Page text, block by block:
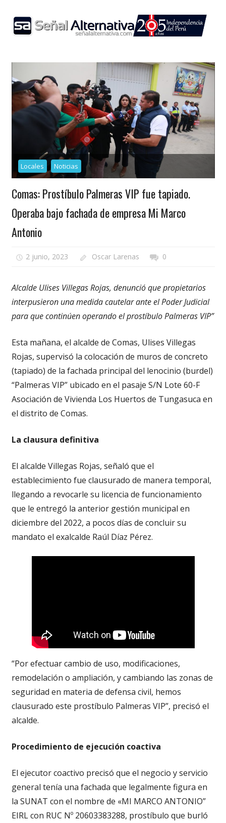
content
Locales Noticias
Comas: Prostíbulo Palmeras VIP fue tapiado.
Operaba bajo fachada de empresa Mi Marco
Antonio
2 junio, 2023 Oscar Larenas 0
Alcalde Ulises Villegas Rojas, denunció que propietarios
interpusieron una medida cautelar ante el Poder Judicial
para que continúen operando el prostíbulo Palmeras VIP”
Esta mañana, el alcalde de Comas, Ulises Villegas
Rojas, supervisó la colocación de muros de concreto
(tapiado) de la fachada principal del lenocinio (burdel)
“Palmeras VIP” ubicado en el pasaje S/N Lote 60-F
Asociación de Vivienda Los Huertos de Tungasuca en
el distrito de Comas.
La clausura definitiva
El alcalde Villegas Rojas, señaló que el
establecimiento fue clausurado de manera temporal,
llegando a revocarle su licencia de funcionamiento
que le entregó la anterior gestión municipal en
diciembre del 2022, a pocos días de concluir su
mandato el exalcalde Raúl Díaz Pérez.
“Por efectuar cambio de uso, modificaciones,
remodelación o ampliación, y cambiando las zonas de
seguridad en materia de defensa civil, hemos
clausurado este prostíbulo Palmeras VIP”, precisó el
alcalde.
Procedimiento de ejecución coactiva
El ejecutor coactivo precisó que el negocio y servicio
general tenía una fachada que legalmente figura en
la SUNAT con el nombre de «MI MARCO ANTONIO”
EIRL con RUC Nº 20603383288, prostíbulo que burló